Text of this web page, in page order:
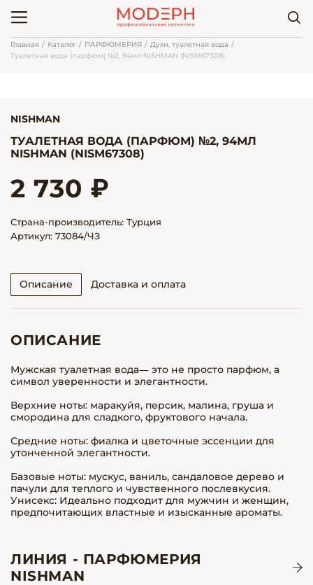
Главная Каталог ПАРФЮМЕРИЯ
Духи, туалетная вода
Туалетная вода (парфюм) №2, 94мл NISHMAN (NISM67308)
NISHMAN
ТУАЛЕТНАЯ ВОДА (ПАРФЮМ) №2, 94МЛ
NISHMAN (NISM67308)
2 730 ₽
Страна-производитель: Турция
Артикул: 73084/ЧЗ
Описание Доставка и оплата
ОПИСАНИЕ
Мужская туалетная вода— это не просто парфюм, а
символ уверенности и элегантности.
Верхние ноты: маракуйя, персик, малина, груша и
смородина для сладкого, фруктового начала.
Средние ноты: фиалка и цветочные эссенции для
утонченной элегантности.
Базовые ноты: мускус, ваниль, сандаловое дерево и
пачули для теплого и чувственного послевкусия.
Унисекс: Идеально подходит для мужчин и женщин,
предпочитающих властные и изысканные ароматы.
ЛИНИЯ - ПАРФЮМЕРИЯ
NISHMAN